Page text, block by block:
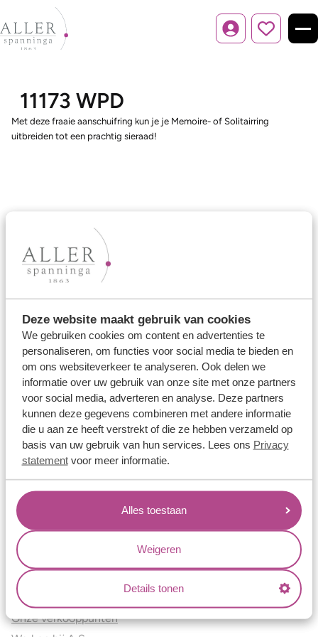
Deze website maakt gebruik van cookies
We gebruiken cookies om content en advertenties te
personaliseren, om functies voor social media te bieden en
om ons websiteverkeer te analyseren. Ook delen we
informatie over uw gebruik van onze site met onze partners
voor social media, adverteren en analyse. Deze partners
kunnen deze gegevens combineren met andere informatie
die u aan ze heeft verstrekt of die ze hebben verzameld op
basis van uw gebruik van hun services. Lees ons Privacy
statementvoor meer informatie.
Alles toestaan
Weigeren
Details tonen
Inloggen
11173 WPD
Met deze fraaie aanschuifring kun je je Memoire- of Solitairring
uitbreiden tot een prachtig sieraad!
Ons aanbod
Trouwringen
Memoireringen
Verlovingsringen
Vriendschapsringen
Over ons
Aller Spanninga
Historie
Certificaten
Blogs
Jouw voordelen
Conflictvrije Materialen
Oneindig veel mogelijkheden
Kwaliteit
Juweliers & Contact
Onze verkooppunten